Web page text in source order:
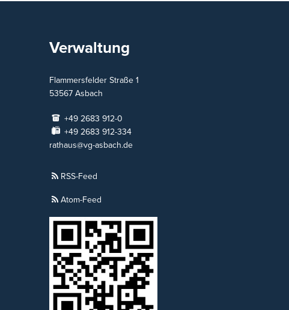
Verwaltung
Flammersfelder Straße 1
53567 Asbach
+49 2683 912-0
+49 2683 912-334
rathaus@vg-asbach.de
RSS-Feed
Atom-Feed